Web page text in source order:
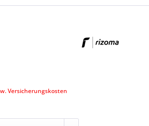
Versicherungskosten